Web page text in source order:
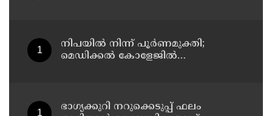
നിപയിൽ നിന്ന് പൂർണമുക്തി;
മെഡിക്കൽ കോളേജിൽ
ഭാഗ്യക്കുറി നറുക്കെടുപ്പ് ഫലം